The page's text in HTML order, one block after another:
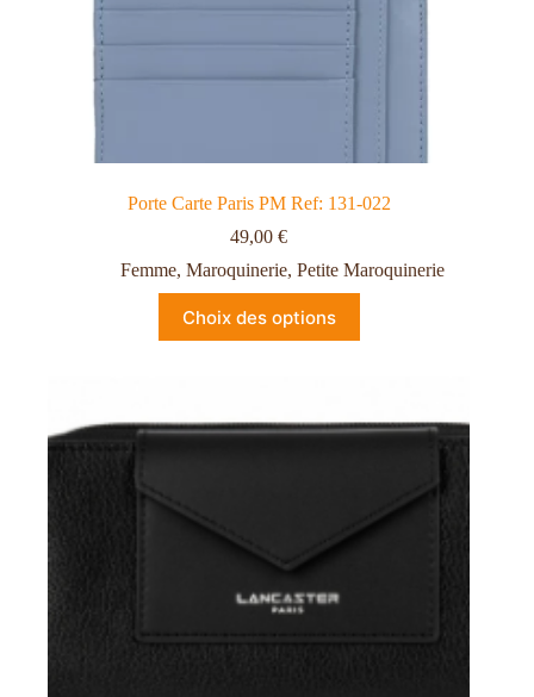
Porte Carte Paris PM Ref: 131-022
49,00€
Femme,Maroquinerie,Petite Maroquinerie
Choix des options